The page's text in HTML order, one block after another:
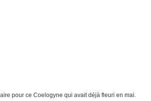
pour ce Coelogyne qui avait déjà fleuri en mai.